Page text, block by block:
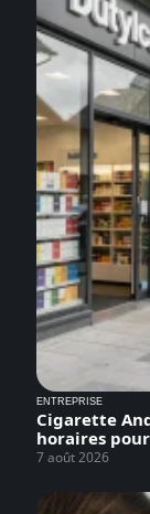
ENTREPRISE
Cigarette
horaires
7 août 2026